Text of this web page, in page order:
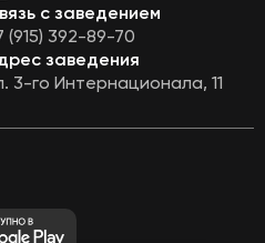
с заведением
(915) 392-89-70
заведения
3-го Интернационала, 11